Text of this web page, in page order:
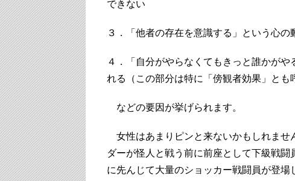
できない
３．「他者の存在を意識する」という心
４．「自分がやらなくてもきっと誰かが
れる（この部分は特に「傍観者効果」とも
などの要因が挙げられます。
女性はあまりピンと来ないかもしれませ
ダーが怪人と戦う前に前座として下級戦
に先んじて大量のショッカー戦闘員が登